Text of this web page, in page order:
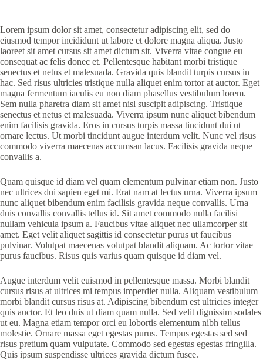
Lorem ipsum dolor sit amet, consectetur adipiscing elit, sed do
eiusmod tempor incididunt ut labore et dolore magna aliqua. Justo
laoreet sit amet cursus sit amet dictum sit. Viverra vitae congue eu
consequat ac felis donec et. Pellentesque habitant morbi tristique
senectus et netus et malesuada. Gravida quis blandit turpis cursus in
hac. Sed risus ultricies tristique nulla aliquet enim tortor at auctor. Eget
magna fermentum iaculis eu non diam phasellus vestibulum lorem.
Sem nulla pharetra diam sit amet nisl suscipit adipiscing. Tristique
senectus et netus et malesuada. Viverra ipsum nunc aliquet bibendum
enim facilisis gravida. Eros in cursus turpis massa tincidunt dui ut
ornare lectus. Ut morbi tincidunt augue interdum velit. Nunc vel risus
commodo viverra maecenas accumsan lacus. Facilisis gravida neque
convallis a.
Quam quisque id diam vel quam elementum pulvinar etiam non. Justo
nec ultrices dui sapien eget mi. Erat nam at lectus urna. Viverra ipsum
nunc aliquet bibendum enim facilisis gravida neque convallis. Urna
duis convallis convallis tellus id. Sit amet commodo nulla facilisi
nullam vehicula ipsum a. Faucibus vitae aliquet nec ullamcorper sit
amet. Eget velit aliquet sagittis id consectetur purus ut faucibus
pulvinar. Volutpat maecenas volutpat blandit aliquam. Ac tortor vitae
purus faucibus. Risus quis varius quam quisque id diam vel.
Augue interdum velit euismod in pellentesque massa. Morbi blandit
cursus risus at ultrices mi tempus imperdiet nulla. Aliquam vestibulum
morbi blandit cursus risus at. Adipiscing bibendum est ultricies integer
quis auctor. Et leo duis ut diam quam nulla. Sed velit dignissim sodales
ut eu. Magna etiam tempor orci eu lobortis elementum nibh tellus
molestie. Ornare massa eget egestas purus. Tempus egestas sed sed
risus pretium quam vulputate. Commodo sed egestas egestas fringilla.
Quis ipsum suspendisse ultrices gravida dictum fusce.